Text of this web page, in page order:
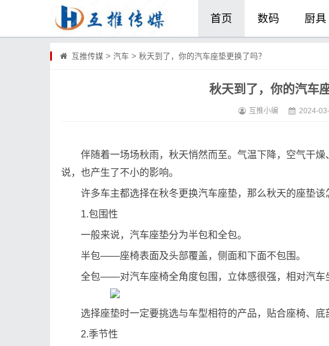
首页 数码 厨具
食品 美护
滋补 宠物 清洁
互推传媒 > 汽车 > 秋天到了，你的汽车座垫更换了吗？
秋天到了，你的汽车
互推小编 2024-
伴随着一场场秋雨，秋天悄然而至。气温下降，空气干
说，也产生了不小的影响。
许多车主都选择在秋冬更换汽车座垫，那么秋天的座垫该
1.包围性
一般来说，汽车座垫分为半包和全包。
半包——座椅表面及头部覆盖，侧面和下面不包围。
全包——对汽车座椅全角度包围，立体感很强，相对汽车
选择座垫时一定要挑选与车型相符的产品，贴合座椅、底
2.季节性